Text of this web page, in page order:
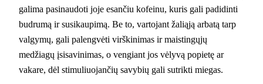
galima pasinaudoti joje esančiu kofeinu, kuris gali padidinti
budrumą ir susikaupimą. Be to, vartojant žaliąją arbatą tarp
valgymų, gali palengvėti virškinimas ir maistingųjų
medžiagų įsisavinimas, o vengiant jos vėlyvą popietę ar
vakare, dėl stimuliuojančių savybių gali sutrikti miegas.